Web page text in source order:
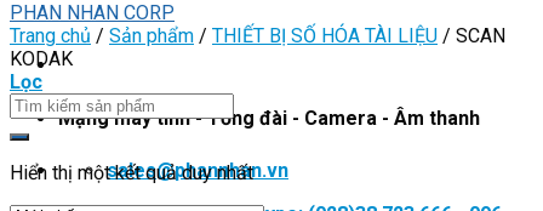
PHAN NHAN CORP
Mạng máy tính - Tổng đài - Camera - Âm thanh
sales@phannhan.vn
Trang chủ / Sản phẩm / THIẾT BỊ SỐ HÓA TÀI LIỆU / SCAN
KODAK
Lọc
Hiển thị một kết quả duy nhất